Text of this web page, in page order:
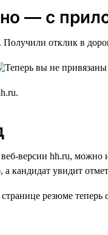
— с
Получили отклик в
веб-версии hh.ru,
кандидат увидит